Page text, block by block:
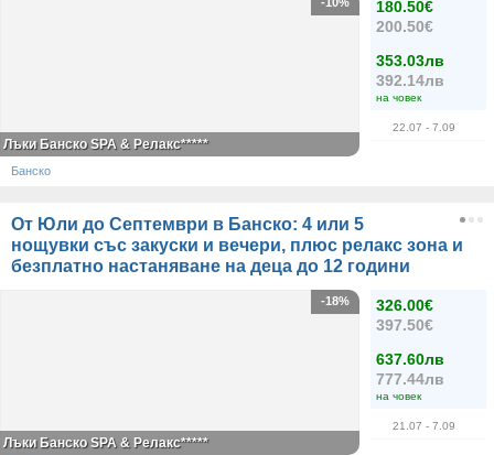
180.50€
200.50€
353.03лв
392.14лв
на човек
22.07 - 7.09
Лъки Банско SPA & Релакс*****
Банско
От Юли до Септември в Банско: 4 или 5
нощувки със закуски и вечери, плюс релакс зона и
безплатно настаняване на деца до 12 години
326.00€
397.50€
637.60лв
777.44лв
на човек
21.07 - 7.09
-18%
Лъки Банско SPA & Релакс*****